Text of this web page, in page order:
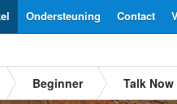
Contact
Ondersteuning
Beginner Talk